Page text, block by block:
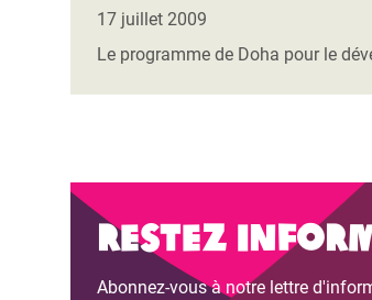
17 juillet 2009
Le programme de Doha pour le
Restez
Abonnez-vous à notre lettre